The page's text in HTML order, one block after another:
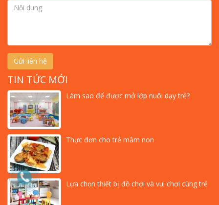
Gửi liên hệ
TIN TỨC MỚI
Làm sao để được mở lớp nuôi dạy trẻ?
Thực đơn cho trẻ mầm non
Lựa chọn thiết bị đồ chơi và vui chơi cùng trẻ